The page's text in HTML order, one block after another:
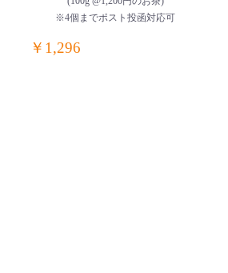
※4個までポスト投函対応可
￥1,296